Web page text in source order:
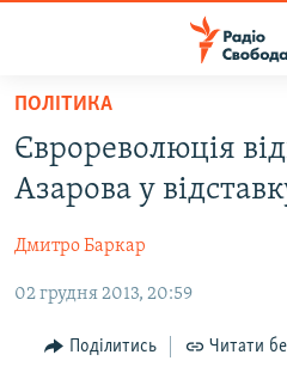
Перейти
основного
матеріалу
Перейти
до
навігації
Перейти
ВСЕ ЗА ДОБУ
СТАТТІ
ПОЛІТИКА
ЕКОНОМІКА
СУСПІЛЬСТВО
ВІЙНА
РОСІЙСЬКА «ФІЛЬТРАЦІЯ»
ДОНБАС.РЕАЛІЇ
ПОЛІТИКА
Єврореволюція
Азарова у
Дмитро Баркар
02 грудня 2013, 20:59
Поділитись Читати